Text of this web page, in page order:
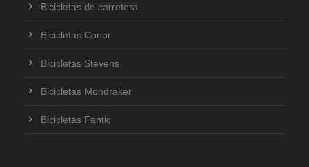
Bicicletas de carretera
Bicicletas Conor
Bicicletas Stevens
Bicicletas Mondraker
Bicicletas Fantic